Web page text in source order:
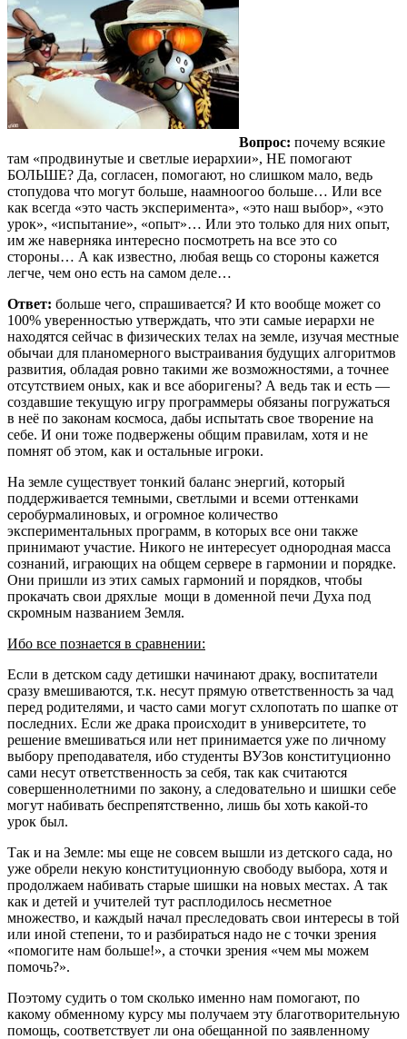
Вопрос: почему всякие
там «продвинутые и светлые иерархии», НЕ помогают
БОЛЬШЕ? Да, согласен, помогают, но слишком мало, ведь
стопудова что могут больше, наамноогоо больше… Или все
как всегда «это часть эксперимента», «это наш выбор», «это
урок», «испытание», «опыт»… Или это только для них опыт,
им же наверняка интересно посмотреть на все это со
стороны… А как известно, любая вещь со стороны кажется
легче, чем оно есть на самом деле…
Ответ: больше чего, спрашивается? И кто вообще может со
100% уверенностью утверждать, что эти самые иерархи не
находятся сейчас в физических телах на земле, изучая местные
обычаи для планомерного выстраивания будущих алгоритмов
развития, обладая ровно такими же возможностями, а точнее
отсутствием оных, как и все аборигены? А ведь так и есть —
создавшие текущую игру программеры обязаны погружаться
в неё по законам космоса, дабы испытать свое творение на
себе. И они тоже подвержены общим правилам, хотя и не
помнят об этом, как и остальные игроки.
На земле существует тонкий баланс энергий, который
поддерживается темными, светлыми и всеми оттенками
серобурмалиновых, и огромное количество
экспериментальных программ, в которых все они также
принимают участие. Никого не интересует однородная масса
сознаний, играющих на общем сервере в гармонии и порядке.
Они пришли из этих самых гармоний и порядков, чтобы
прокачать свои дряхлые мощи в доменной печи Духа под
скромным названием Земля.
Ибо все познается в сравнении:
Если в детском саду детишки начинают драку, воспитатели
сразу вмешиваются, т.к. несут прямую ответственность за чад
перед родителями, и часто сами могут схлопотать по шапке от
последних. Если же драка происходит в университете, то
решение вмешиваться или нет принимается уже по личному
выбору преподавателя, ибо студенты ВУЗов конституционно
сами несут ответственность за себя, так как считаются
совершеннолетними по закону, а следовательно и шишки себе
могут набивать беспрепятственно, лишь бы хоть какой-то
урок был.
Так и на Земле: мы еще не совсем вышли из детского сада, но
уже обрели некую конституционную свободу выбора, хотя и
продолжаем набивать старые шишки на новых местах. А так
как и детей и учителей тут расплодилось несметное
множество, и каждый начал преследовать свои интересы в той
или иной степени, то и разбираться надо не с точки зрения
«помогите нам больше!», а сточки зрения «чем мы можем
помочь?».
Поэтому судить о том сколько именно нам помогают, по
какому обменному курсу мы получаем эту благотворительную
помощь, соответствует ли она обещанной по заявленному